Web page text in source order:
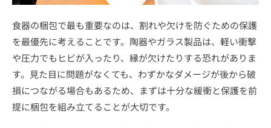
食器の梱包で最も重要なのは、割れや欠けを防ぐための保護
を最優先に考えることです。陶器やガラス製品は、軽い衝撃
や圧力でもヒビが入ったり、縁が欠けたりする恐れがありま
す。見た目に問題がなくても、わずかなダメージが後から破
損につながる場合もあるため、まずは十分な緩衝と保護を前
提に梱包を組み立てることが大切です。